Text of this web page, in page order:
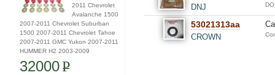
2011 Chevrolet
Avalanche 1500
2007-2011 Chevrolet Suburban
1500 2007-2011 Chevrolet Tahoe
2007-2011 GMC Yukon 2007-2011
HUMMER H2 2003-2009
32000P
DNJ
53021313aa
CROWN